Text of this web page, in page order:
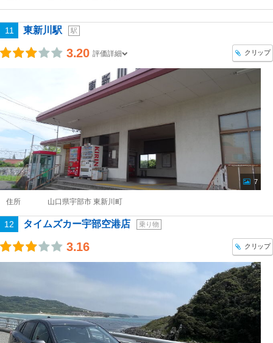
11 東新川駅 駅
3.20 評価詳細 クリップ
7
住所 山口県宇部市 東新川町
12 タイムズカー宇部空港店 乗り物
3.16 クリップ